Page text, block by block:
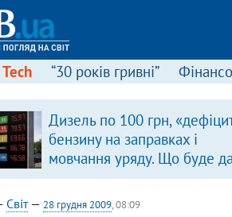
“30 років гривні”
Дизель по 100 грн,
бензину на заправках і
мовчання уряду. Що буде
цінами на пальне?
Світ— 28 грудня 2009, 08:09